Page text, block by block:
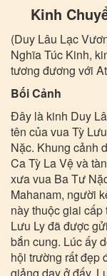
Kinh
(Duy Lâu Lạc
Nghĩa Túc Kinh,
tương đương với
Bối Cảnh
Đây là kinh Duy
tên của vua Tỳ
Nặc. Khung cảnh
Ca Tỳ La Vệ và
xưa vua Ba Tư
Mahanam, người
này thuộc giai
Lưu Ly đã được
bắn cung. Lúc ấy
hội trường rất đẹp